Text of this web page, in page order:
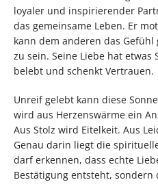
loyaler und inspirierender
das gemeinsame Leben. Er
kann dem anderen das
zu sein. Seine Liebe hat etwas
belebt und schenkt Vertrauen.
Unreif gelebt kann diese
wird aus Herzenswärme ein
Aus Stolz wird Eitelkeit. Aus
Genau darin liegt die
darf erkennen, dass echte
Bestätigung entsteht,